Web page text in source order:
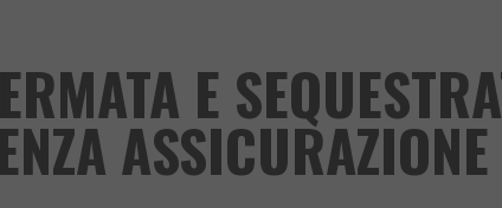
E
ASSICURAZIONE